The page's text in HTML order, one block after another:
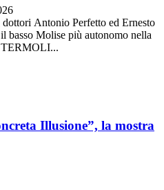
Antonio Perfetto ed Ernesto
basso Molise più autonomo nella
TERMOLI...
Illusione”, la mostra